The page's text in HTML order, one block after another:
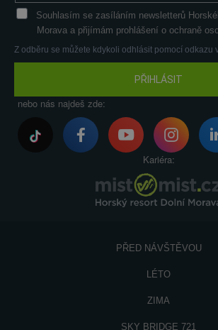
PŘIHLÁSIT
Souhlasím se zasíláním newsletterů
Morava a přijímám prohlášení o ochraně
Z odběru se můžete kdykoli odhlásit pomocí odkazu
nebo nás najdeš zde:
Kariéra:
PŘED NÁVŠTĚVOU
LÉTO
ZIMA
SKY BRIDGE 721